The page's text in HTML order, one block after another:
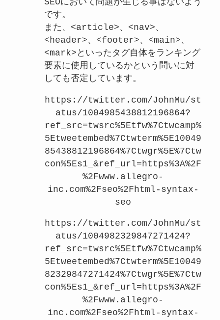
です。
また、<article>、<nav>、
<header>、<footer>、<main>、
<mark>といったタグ自体をランキング
要素に使用しているかという問いに対
しても否定しています。
https://twitter.com/JohnMu/st
atus/1004985438812196864?
ref_src=twsrc%5Etfw%7Ctwcamp%
5Etweetembed%7Ctwterm%5E10049
85438812196864%7Ctwgr%5E%7Ctw
con%5Es1_&ref_url=https%3A%2F
%2Fwww.allegro-
inc.com%2Fseo%2Fhtml-syntax-
seo
https://twitter.com/JohnMu/st
atus/1004982329847271424?
ref_src=twsrc%5Etfw%7Ctwcamp%
5Etweetembed%7Ctwterm%5E10049
82329847271424%7Ctwgr%5E%7Ctw
con%5Es1_&ref_url=https%3A%2F
%2Fwww.allegro-
inc.com%2Fseo%2Fhtml-syntax-